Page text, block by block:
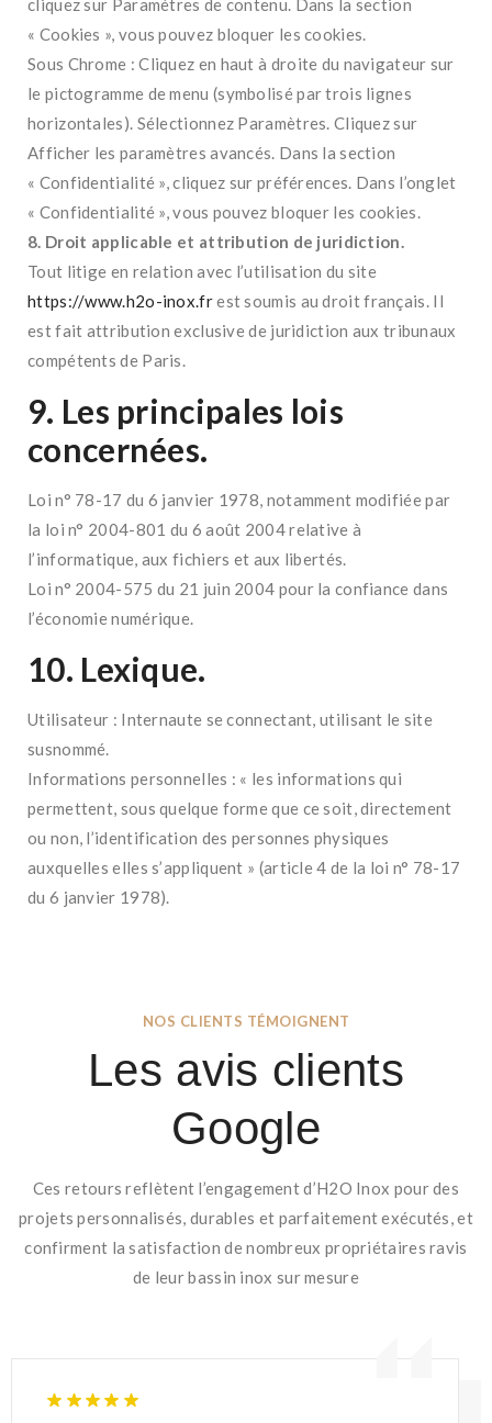
cliquez sur Paramètres de contenu. Dans la section
« Cookies », vous pouvez bloquer les cookies.
Sous Chrome : Cliquez en haut à droite du navigateur sur
le pictogramme de menu (symbolisé par trois lignes
horizontales). Sélectionnez Paramètres. Cliquez sur
Afficher les paramètres avancés. Dans la section
« Confidentialité », cliquez sur préférences. Dans l’onglet
« Confidentialité », vous pouvez bloquer les cookies.
8. Droit applicable et attribution de juridiction.
Tout litige en relation avec l’utilisation du site
https://www.h2o-inox.frest soumis au droit français. Il
est fait attribution exclusive de juridiction aux tribunaux
compétents de Paris.
9. Les principales lois
concernées.
Loi n° 78-17 du 6 janvier 1978, notamment modifiée par
la loi n° 2004-801 du 6 août 2004 relative à
l’informatique, aux fichiers et aux libertés.
Loi n° 2004-575 du 21 juin 2004 pour la confiance dans
l’économie numérique.
10. Lexique.
Utilisateur : Internaute se connectant, utilisant le site
susnommé.
Informations personnelles : « les informations qui
permettent, sous quelque forme que ce soit, directement
ou non, l’identification des personnes physiques
auxquelles elles s’appliquent » (article 4 de la loi n° 78-17
du 6 janvier 1978).
NOS CLIENTS TÉMOIGNENT
Les avis clients
Google
Ces retours reflètent l’engagement d’H2O Inox pour des
projets personnalisés, durables et parfaitement exécutés, et
confirment la satisfaction de nombreux propriétaires ravis
de leur bassin inox sur mesure